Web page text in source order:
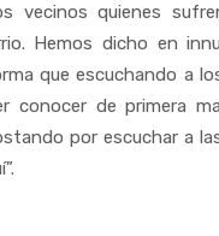
vecinos quienes
Hemos dicho en
que escuchando a
conocer de primera
por escuchar a